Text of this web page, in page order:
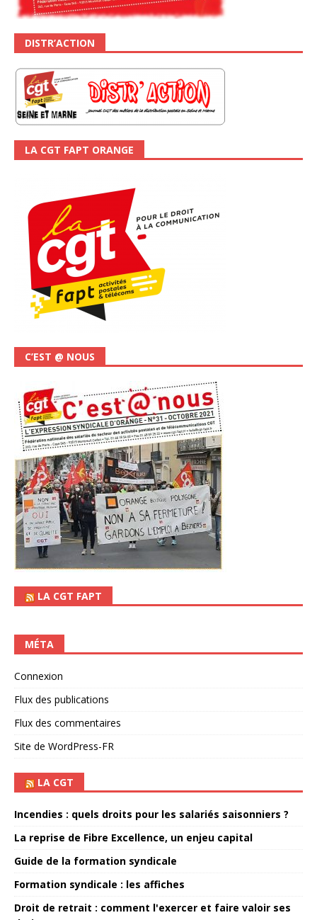
DISTR’ACTION
LA CGT FAPT ORANGE
C’EST @ NOUS
LA CGT FAPT
MÉTA
Connexion
Flux des publications
Flux des commentaires
Site de WordPress-FR
LA CGT
Incendies : quels droits pour les salariés saisonniers ?
La reprise de Fibre Excellence, un enjeu capital
Guide de la formation syndicale
Formation syndicale : les affiches
Droit de retrait : comment l'exercer et faire valoir ses